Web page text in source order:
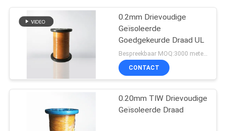
0.2mm Drievoudige
Geïsoleerde
Goedgekeurde Draad UL
Bespreekbaar MOQ:3000 meters
CONTACT
0.20mm TIW Drievoudige
Geïsoleerde Draad